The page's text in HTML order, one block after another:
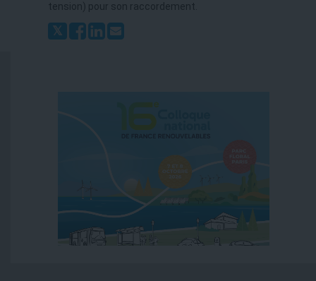
tension) pour son raccordement.